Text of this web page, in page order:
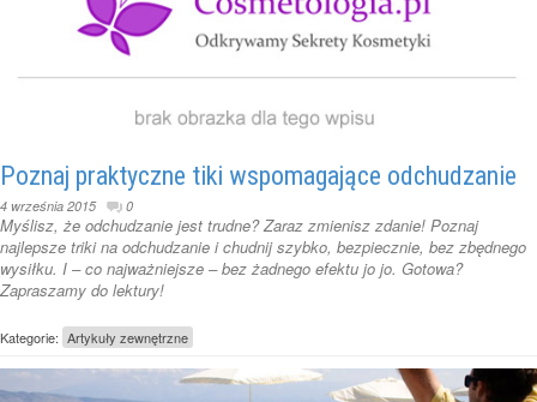
Poznaj praktyczne tiki wspomagające odchudzanie
4 września 2015 0
Myślisz, że odchudzanie jest trudne? Zaraz zmienisz zdanie! Poznaj
najlepsze triki na odchudzanie i chudnij szybko, bezpiecznie, bez zbędnego
wysiłku. I – co najważniejsze – bez żadnego efektu jo jo. Gotowa?
Zapraszamy do lektury!
Kategorie: Artykuły zewnętrzne